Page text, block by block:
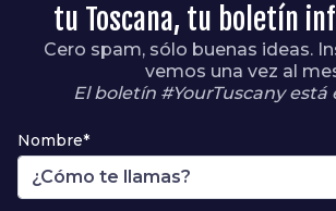
tu Toscana, tu boletín
Cero spam, sólo buenas ideas.
vemos una vez al
El boletín #YourTuscany está
Nombre*